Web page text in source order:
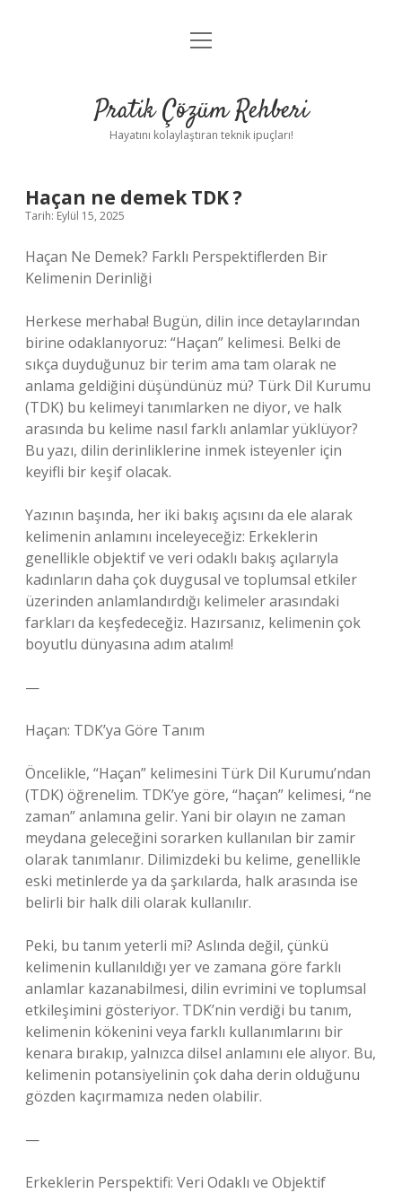
Anasayfa
Yasal Uyarı
menüyü
Pratik Çözüm Rehberi
Hayatını kolaylaştıran teknik ipuçları!
Haçan ne demek TDK ?
Tarih: Eylül 15, 2025
Haçan Ne Demek? Farklı Perspektiflerden Bir
Kelimenin Derinliği
Herkese merhaba! Bugün, dilin ince detaylarından
birine odaklanıyoruz: “Haçan” kelimesi. Belki de
sıkça duyduğunuz bir terim ama tam olarak ne
anlama geldiğini düşündünüz mü? Türk Dil Kurumu
(TDK) bu kelimeyi tanımlarken ne diyor, ve halk
arasında bu kelime nasıl farklı anlamlar yüklüyor?
Bu yazı, dilin derinliklerine inmek isteyenler için
keyifli bir keşif olacak.
Yazının başında, her iki bakış açısını da ele alarak
kelimenin anlamını inceleyeceğiz: Erkeklerin
genellikle objektif ve veri odaklı bakış açılarıyla
kadınların daha çok duygusal ve toplumsal etkiler
üzerinden anlamlandırdığı kelimeler arasındaki
farkları da keşfedeceğiz. Hazırsanız, kelimenin çok
boyutlu dünyasına adım atalım!
—
Haçan: TDK’ya Göre Tanım
Öncelikle, “Haçan” kelimesini Türk Dil Kurumu’ndan
(TDK) öğrenelim. TDK’ye göre, “haçan” kelimesi, “ne
zaman” anlamına gelir. Yani bir olayın ne zaman
meydana geleceğini sorarken kullanılan bir zamir
olarak tanımlanır. Dilimizdeki bu kelime, genellikle
eski metinlerde ya da şarkılarda, halk arasında ise
belirli bir halk dili olarak kullanılır.
Peki, bu tanım yeterli mi? Aslında değil, çünkü
kelimenin kullanıldığı yer ve zamana göre farklı
anlamlar kazanabilmesi, dilin evrimini ve toplumsal
etkileşimini gösteriyor. TDK’nin verdiği bu tanım,
kelimenin kökenini veya farklı kullanımlarını bir
kenara bırakıp, yalnızca dilsel anlamını ele alıyor. Bu,
kelimenin potansiyelinin çok daha derin olduğunu
gözden kaçırmamıza neden olabilir.
—
Erkeklerin Perspektifi: Veri Odaklı ve Objektif